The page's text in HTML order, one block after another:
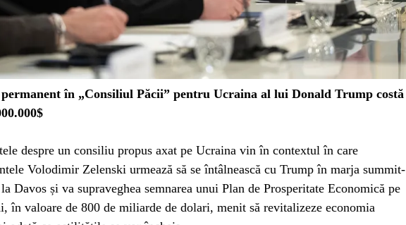
în „Consiliul Păcii” pentru Ucraina al lui Donald Trump costă
despre un consiliu propus axat pe Ucraina vin în contextul în care
Volodimir Zelenski urmează să se întâlnească cu Trump în marja summit-
Davos și va supraveghea semnarea unui Plan de Prosperitate Economică pe
în valoare de 800 de miliarde de dolari, menit să revitalizeze economia